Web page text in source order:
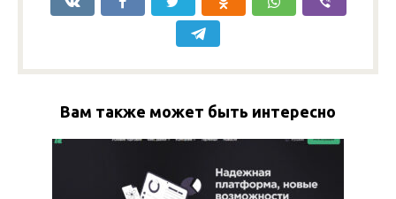
Вам также может быть интересно